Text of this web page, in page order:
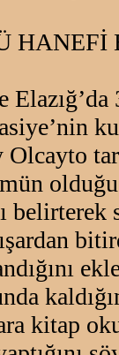
HANEFİ
Olcayto
kitap